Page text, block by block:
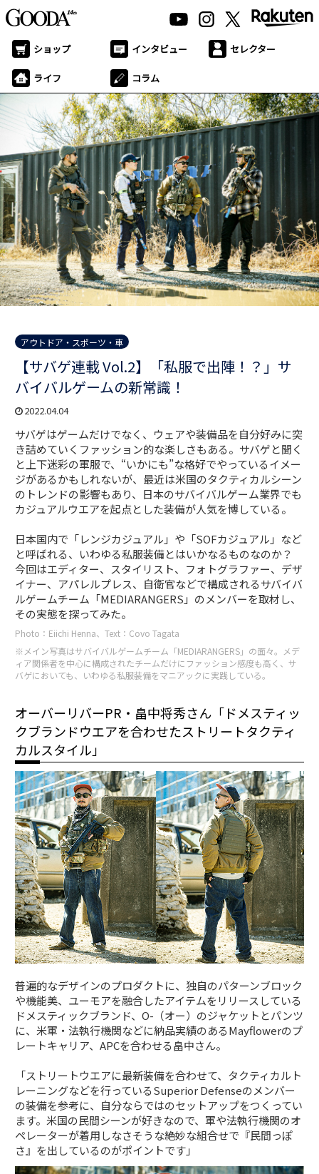
ショップ インタビュー セレクター
ライフ コラム
アウトドア・スポーツ・車
【サバゲ連載 Vol.2】「私服で出陣！？」サ
バイバルゲームの新常識！
2022.04.04
サバゲはゲームだけでなく、ウェアや装備品を自分好みに突
き詰めていくファッション的な楽しさもある。サバゲと聞く
と上下迷彩の軍服で、“いかにも”な格好でやっているイメー
ジがあるかもしれないが、最近は米国のタクティカルシーン
のトレンドの影響もあり、日本のサバイバルゲーム業界でも
カジュアルウエアを起点とした装備が人気を博している。
日本国内で「レンジカジュアル」や「SOFカジュアル」など
と呼ばれる、いわゆる私服装備とはいかなるものなのか？
今回はエディター、スタイリスト、フォトグラファー、デザ
イナー、アパレルプレス、自衛官などで構成されるサバイバ
ルゲームチーム「MEDIARANGERS」のメンバーを取材し、
その実態を探ってみた。
Photo：Eiichi Henna、Text：Covo Tagata
※メイン写真はサバイバルゲームチーム「MEDIARANGERS」の面々。メデ
ィア関係者を中心に構成されたチームだけにファッション感度も高く、サ
バゲにおいても、いわゆる私服装備をマニアックに実践している。
オーバーリバーPR・畠中将秀さん「ドメスティッ
クブランドウエアを合わせたストリートタクティ
カルスタイル」
普遍的なデザインのプロダクトに、独自のパターンブロック
や機能美、ユーモアを融合したアイテムをリリースしている
ドメスティックブランド、O-（オー）のジャケットとパンツ
に、米軍・法執行機関などに納品実績のあるMayflowerのプ
レートキャリア、APCを合わせる畠中さん。
「ストリートウエアに最新装備を合わせて、タクティカルト
レーニングなどを行っているSuperior Defenseのメンバー
の装備を参考に、自分ならではのセットアップをつくってい
ます。米国の民間シーンが好きなので、軍や法執行機関のオ
ペレーターが着用しなさそうな絶妙な組合せで『民間っぽ
さ』を出しているのがポイントです」